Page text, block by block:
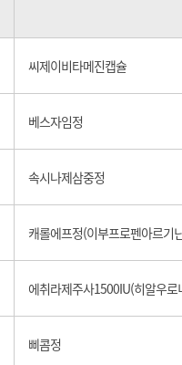
씨제이비타메진캡슐
베스자임정
속시나제삼중정
캐롤에프정(이부프로펜아르기
에취라제주사1500IU(히알우로
삐콤정